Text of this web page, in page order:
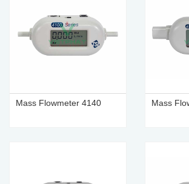
Mass Flowmeter 4140 Mass